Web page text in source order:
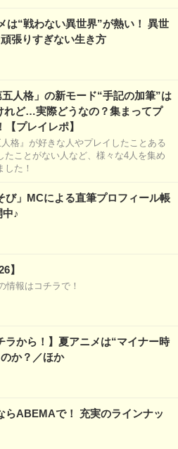
は“戦わない異世界”が熱い！ 異世
張りすぎない生き方
五人格」の新モード“手記の加筆”は
れど…実際どうなの？集まってプ
プレイレポ】
人格』が好きな人やプレイしたことある
たことがない人など、様々な4人を集め
た！
び」MCによる直筆プロフィール帳
♪
】
情報はコチラで！
ラから！】夏アニメは“マイナー時
か？／ほか
らABEMAで！ 充実のラインナッ